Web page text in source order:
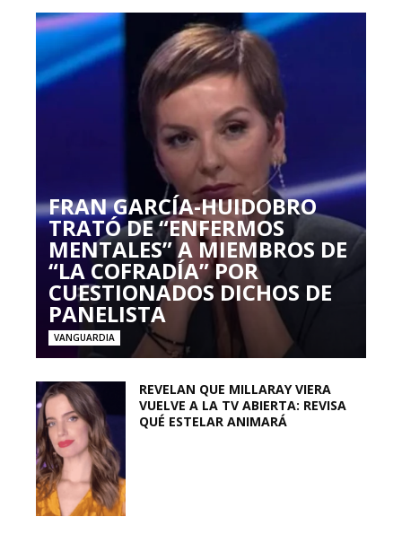
FRAN GARCÍA-HUIDOBRO
TRATÓ DE “ENFERMOS
MENTALES” A MIEMBROS DE
“LA COFRADÍA” POR
CUESTIONADOS DICHOS DE
PANELISTA
VANGUARDIA
REVELAN QUE MILLARAY VIERA
VUELVE A LA TV ABIERTA: REVISA
QUÉ ESTELAR ANIMARÁ